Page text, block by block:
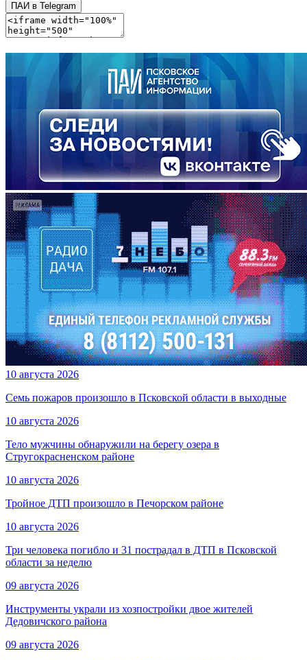
ПАИ в Telegram
10 августа 2026
Семь пожаров произошло в Псковской области в выходные
10 августа 2026
Тело мужчины обнаружили на берегу озера в
Стругокрасненском районе
10 августа 2026
Тройное ДТП произошло в Печорском районе
10 августа 2026
Три человека погибло и 31 пострадал в ДТП в Псковской
области за неделю
09 августа 2026
Инструменты украли из хозпостройки двое жителей
Дедовичского района
09 августа 2026